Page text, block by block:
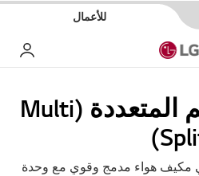
للأعمال
أنظمة التقسيم المتعددة (Multi
مكيف هواء مدمج وقوي مع وحدة